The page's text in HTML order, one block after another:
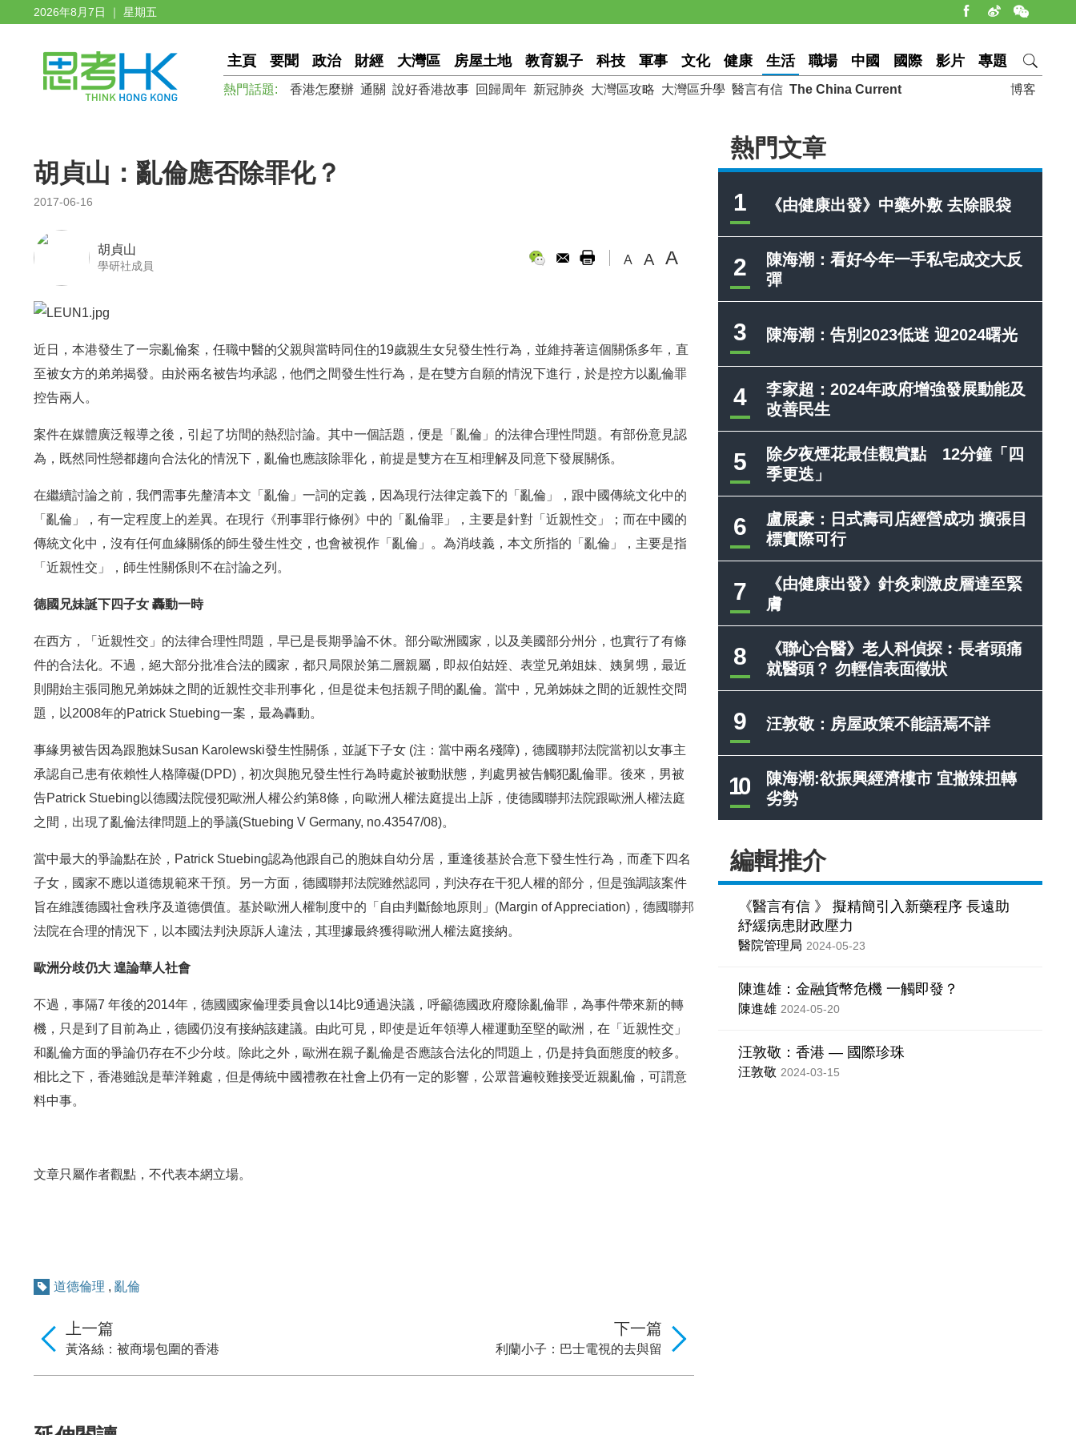
2026年8月7日 ｜ 星期五
主頁 要聞 政治 財經 大灣區 房屋土地 教育親子 科技 軍事 文化 健康 生活 職場 中國 國際 影片 專題
博客
熱門話題: 香港怎麼辦 通關 說好香港故事 回歸周年 新冠肺炎 大灣區攻略 大灣區升學 醫言有信 The China Current
熱門文章
1 《由健康出發》中藥外敷 去除眼袋
2
陳海潮：看好今年一手私宅成交大反
彈
3 陳海潮：告別2023低迷 迎2024曙光
4
李家超：2024年政府增強發展動能及
改善民生
5
除夕夜煙花最佳觀賞點 12分鐘「四
季更迭」
6
盧展豪：日式壽司店經營成功 擴張目
標實際可行
7
《由健康出發》針灸刺激皮層達至緊
膚
8
《聯心合醫》老人科偵探︰長者頭痛
就醫頭？ 勿輕信表面徵狀
9 汪敦敬：房屋政策不能語焉不詳
10
陳海潮:欲振興經濟樓市 宜撤辣扭轉
劣勢
編輯推介
《醫言有信 》 擬精簡引入新藥程序 長遠助
紓緩病患財政壓力
醫院管理局 2024-05-23
陳進雄：金融貨幣危機 一觸即發？
陳進雄 2024-05-20
汪敦敬：香港 — 國際珍珠
汪敦敬 2024-03-15
胡貞山：亂倫應否除罪化？
2017-06-16
胡貞山
學研社成員 A A A
近日，本港發生了一宗亂倫案，任職中醫的父親與當時同住的19歲親生女兒發生性行為，並維持著這個關係多年，直
至被女方的弟弟揭發。由於兩名被告均承認，他們之間發生性行為，是在雙方自願的情況下進行，於是控方以亂倫罪
控告兩人。
案件在媒體廣泛報導之後，引起了坊間的熱烈討論。其中一個話題，便是「亂倫」的法律合理性問題。有部份意見認
為，既然同性戀都趨向合法化的情況下，亂倫也應該除罪化，前提是雙方在互相理解及同意下發展關係。
在繼續討論之前，我們需事先釐清本文「亂倫」一詞的定義，因為現行法律定義下的「亂倫」，跟中國傳統文化中的
「亂倫」，有一定程度上的差異。在現行《刑事罪行條例》中的「亂倫罪」，主要是針對「近親性交」；而在中國的
傳統文化中，沒有任何血緣關係的師生發生性交，也會被視作「亂倫」。為消歧義，本文所指的「亂倫」，主要是指
「近親性交」，師生性關係則不在討論之列。
德國兄妹誕下四子女 轟動一時
在西方，「近親性交」的法律合理性問題，早已是長期爭論不休。部分歐洲國家，以及美國部分州分，也實行了有條
件的合法化。不過，絕大部分批准合法的國家，都只局限於第二層親屬，即叔伯姑姪、表堂兄弟姐妹、姨舅甥，最近
則開始主張同胞兄弟姊妹之間的近親性交非刑事化，但是從未包括親子間的亂倫。當中，兄弟姊妹之間的近親性交問
題，以2008年的Patrick Stuebing一案，最為轟動。
事緣男被告因為跟胞妹Susan Karolewski發生性關係，並誕下子女 (注：當中兩名殘障)，德國聯邦法院當初以女事主
承認自己患有依賴性人格障礙(DPD)，初次與胞兄發生性行為時處於被動狀態，判處男被告觸犯亂倫罪。後來，男被
告Patrick Stuebing以德國法院侵犯歐洲人權公約第8條，向歐洲人權法庭提出上訴，使德國聯邦法院跟歐洲人權法庭
之間，出現了亂倫法律問題上的爭議(Stuebing V Germany, no.43547/08)。
當中最大的爭論點在於，Patrick Stuebing認為他跟自己的胞妹自幼分居，重逢後基於合意下發生性行為，而產下四名
子女，國家不應以道德規範來干預。另一方面，德國聯邦法院雖然認同，判決存在干犯人權的部分，但是強調該案件
旨在維護德國社會秩序及道德價值。基於歐洲人權制度中的「自由判斷餘地原則」(Margin of Appreciation)，德國聯邦
法院在合理的情況下，以本國法判決原訴人違法，其理據最終獲得歐洲人權法庭接納。
歐洲分歧仍大 遑論華人社會
不過，事隔7 年後的2014年，德國國家倫理委員會以14比9通過決議，呼籲德國政府廢除亂倫罪，為事件帶來新的轉
機，只是到了目前為止，德國仍沒有接納該建議。由此可見，即使是近年領導人權運動至堅的歐洲，在「近親性交」
和亂倫方面的爭論仍存在不少分歧。除此之外，歐洲在親子亂倫是否應該合法化的問題上，仍是持負面態度的較多。
相比之下，香港雖說是華洋雜處，但是傳統中國禮教在社會上仍有一定的影響，公眾普遍較難接受近親亂倫，可謂意
料中事。
文章只屬作者觀點，不代表本網立場。
道德倫理 , 亂倫
下一篇
利蘭小子：巴士電視的去與留
上一篇
黃洛絲：被商場包圍的香港